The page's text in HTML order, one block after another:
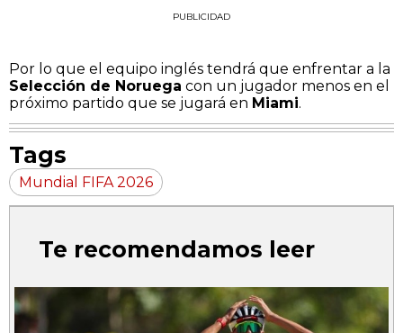
PUBLICIDAD
Por lo que el equipo inglés tendrá que enfrentar a la
Selección de Noruega con un jugador menos en el
próximo partido que se jugará en Miami.
Tags
Mundial FIFA 2026
Te recomendamos leer